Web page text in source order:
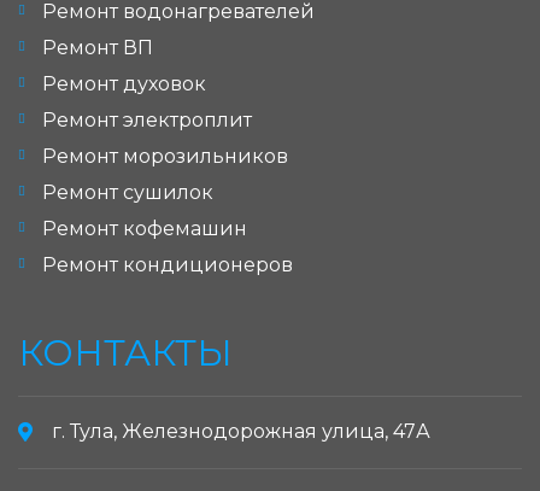
Ремонт водонагревателей
Ремонт ВП
Ремонт духовок
Ремонт электроплит
Ремонт морозильников
Ремонт сушилок
Ремонт кофемашин
Ремонт кондиционеров
КОНТАКТЫ
г. Тула, Железнодорожная улица, 47А